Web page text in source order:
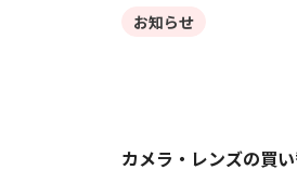
お知らせ
カメラ・レンズの買い